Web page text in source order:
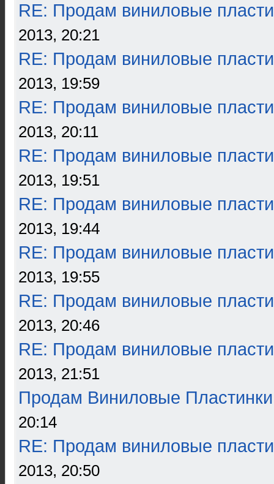
RE: Продам виниловые
2013, 20:21
RE: Продам виниловые
2013, 19:59
RE: Продам виниловые
2013, 20:11
RE: Продам виниловые
2013, 19:51
RE: Продам виниловые
2013, 19:44
RE: Продам виниловые
2013, 19:55
RE: Продам виниловые
2013, 20:46
RE: Продам виниловые
2013, 21:51
Продам Виниловые Пластинки
20:14
RE: Продам виниловые
2013, 20:50